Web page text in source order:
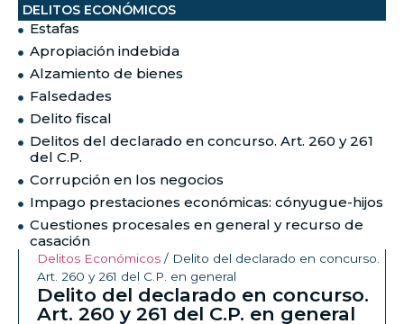
DELITOS ECONÓMICOS
Estafas
Apropiación indebida
Alzamiento de bienes
Falsedades
Delito fiscal
Delitos del declarado en concurso. Art. 260 y 261
del C.P.
Corrupción en los negocios
Impago prestaciones económicas: cónyugue-hijos
Cuestiones procesales en general y recurso de
casación
Delitos Económicos / Delito del declarado en concurso.
Art. 260 y 261 del C.P. en general
Delito del declarado en concurso.
Art. 260 y 261 del C.P. en general